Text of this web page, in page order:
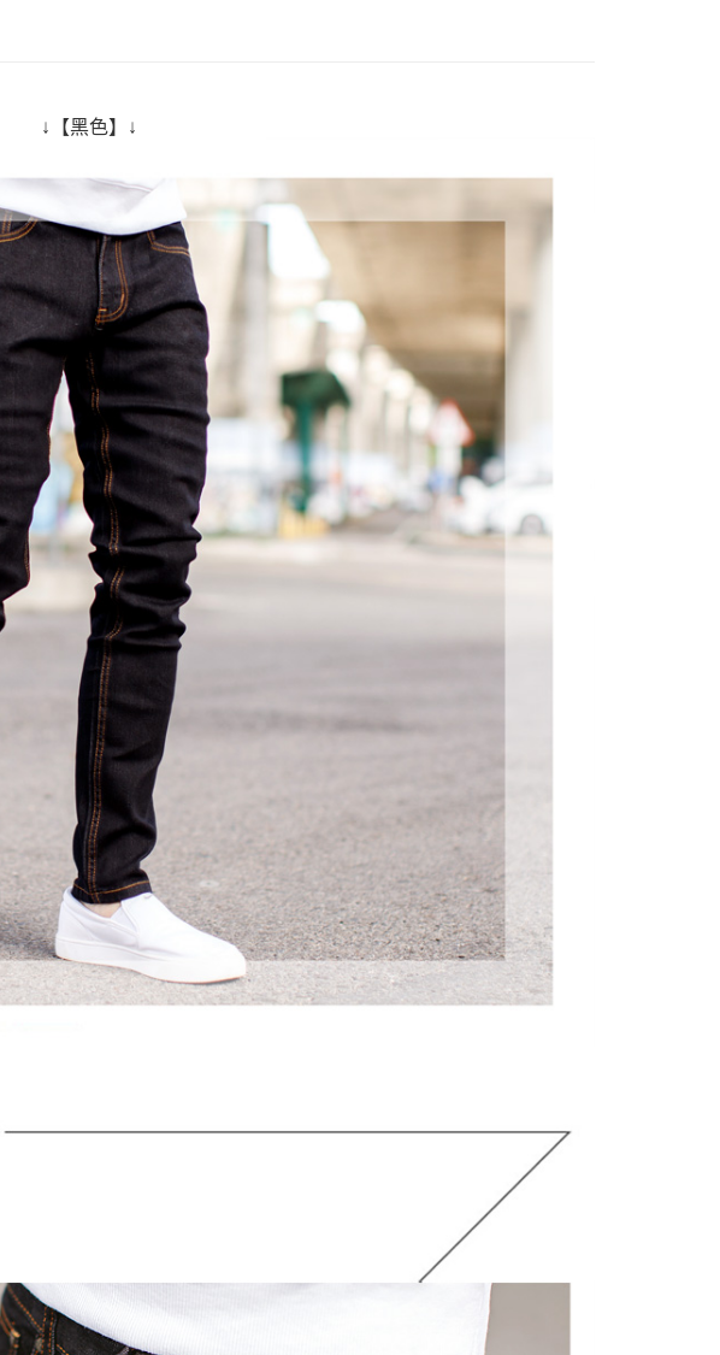
※ 請注意：結帳手續完成當下不需立刻繳費，但若您需要取消訂單，請聯
※ 交易是否成功請以「AFTEE先享後付 」之結帳頁面顯示為準，若有關於
是否繳費成功／繳費後需取消欲退款等相關疑問，請聯繫「AFTEE先享後
付客戶支援中心」
https://netprotections.freshdesk.com/support/home
【注意事項】
１．透過由恩沛科技股份有限公司提供之「AFTEE先享後付」服務完成之
交易，需依本服務之必要範圍內提供個人資料，並將交易相關給付款項請
求債權轉讓予恩沛科技股份有限公司。
２．關於個人資料處理事宜，請瀏覽以下網址：
https://aftee.tw/terms/#terms3
３．未成年的使用者請事先徵得法定代理人或監護人之同意方可使用
「AFTEE先享後付」，若未經同意申辦者引起之損失，本公司不負相關責
任。
４．使用「AFTEE先享後付」時，將依據個別帳號之用戶狀況，依本公司
即時審查核予不同之上限額度；若仍有額度不足之情形，本公司將視審查
結果請求用戶進行身份認證。
５．嚴禁一人註冊多個帳號或使用他人資訊註冊。若發現惡意使用之情
形，恩沛科技股份有限公司將有權停止該用戶之使用額度並採取法律行
動。
7-11付款取貨
先付款後7-11取貨
每筆NT$80，滿NT$1,800(含以上)免運費
宅配
每筆NT$120，滿NT$3,000(含以上)免運費
上班族百搭全素面長褲
↓【黑色】↓